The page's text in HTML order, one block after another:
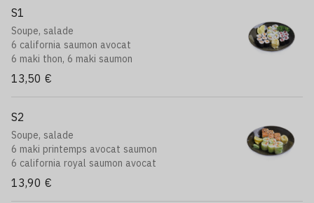
S1
Soupe, salade
6 california saumon avocat
6 maki thon, 6 maki saumon
13,50 €
S2
Soupe, salade
6 maki printemps avocat saumon
6 california royal saumon avocat
13,90 €